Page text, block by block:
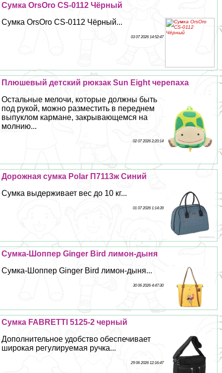
Сумка OrsOro CS-0112 Чёрный
Сумка OrsOro CS-0112 Чёрный...
03 07 2026 14:52:47
Плюшевый детский рюкзак Sun Eight черепаха
Остальные мелочи, которые должны быть
под рукой, можно разместить в переднем
выпуклом кармане, закрывающемся на
молнию...
02 07 2026 2:20:14
Дорожная сумка Polar П7113ж Синий
Сумка выдерживает вес до 10 кг...
01 07 2026 1:14:39
Сумка-Шоппер Ginger Bird лимон-дыня
Сумка-Шоппер Ginger Bird лимон-дыня...
30 06 2026 4:47:30
Сумка FABRETTI 5125-2 черный
Дополнительное удобство обеспечивает
широкая регулируемая ручка...
29 06 2026 12:16:47